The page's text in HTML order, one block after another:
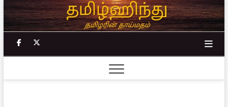
Skip
to
content
facebook